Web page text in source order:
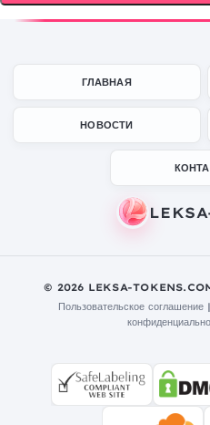
ГЛАВНАЯ
НОВОСТИ
© 2026 LEKSA-
Пользовательское соглашение |